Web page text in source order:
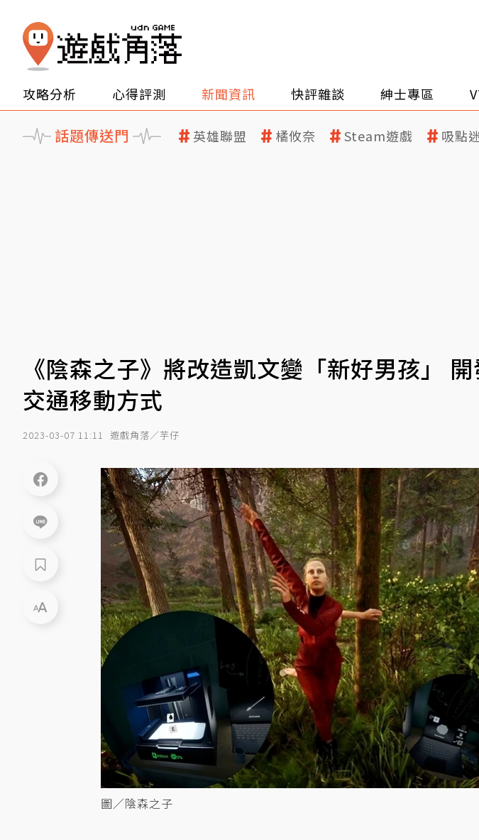
攻略分析 心得評測 新聞資訊 快評雜談 紳士專區
話題傳送門 英雄聯盟 橘攸奈 Steam遊戲 吸點
《陰森之子》將改造凱文變「新好男孩」
交通移動方式
2023-03-07 11:11 遊戲角落／芋仔
圖／陰森之子